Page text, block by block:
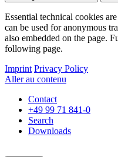
Essential technical cookies
can be used for anonymous
also embedded on the page.
following page.
Imprint Privacy Policy
Aller au contenu
Contact
+49 99 71 841-0
Search
Downloads